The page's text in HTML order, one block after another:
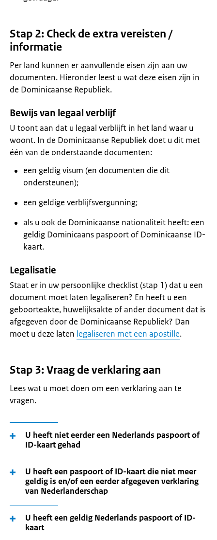
Stap 2: Check de extra vereisten /
informatie
Per land kunnen er aanvullende eisen zijn aan uw
documenten. Hieronder leest u wat deze eisen zijn in
de Dominicaanse Republiek.
Bewijs van legaal verblijf
U toont aan dat u legaal verblijft in het land waar u
woont. In de Dominicaanse Republiek doet u dit met
één van de onderstaande documenten:
een geldig visum (en documenten die dit
ondersteunen);
een geldige verblijfsvergunning;
als u ook de Dominicaanse nationaliteit heeft: een
geldig Dominicaans paspoort of Dominicaanse ID-
kaart.
Legalisatie
Staat er in uw persoonlijke checklist (stap 1) dat u een
document moet laten legaliseren? En heeft u een
geboorteakte, huwelijksakte of ander document dat is
afgegeven door de Dominicaanse Republiek? Dan
moet u deze laten legaliseren met een apostille.
Stap 3: Vraag de verklaring aan
Lees wat u moet doen om een verklaring aan te
vragen.
U heeft niet eerder een Nederlands paspoort of
ID-kaart gehad
U heeft een paspoort of ID-kaart die niet meer
geldig is en/of een eerder afgegeven verklaring
van Nederlanderschap
U heeft een geldig Nederlands paspoort of ID-
kaart